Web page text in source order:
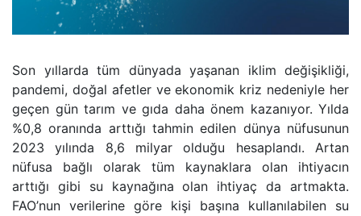
Son yıllarda tüm dünyada yaşanan iklim değişikliği,
pandemi, doğal afetler ve ekonomik kriz nedeniyle her
geçen gün tarım ve gıda daha önem kazanıyor. Yılda
%0,8 oranında arttığı tahmin edilen dünya nüfusunun
2023 yılında 8,6 milyar olduğu hesaplandı. Artan
nüfusa bağlı olarak tüm kaynaklara olan ihtiyacın
arttığı gibi su kaynağına olan ihtiyaç da artmakta.
FAO’nun verilerine göre kişi başına kullanılabilen su